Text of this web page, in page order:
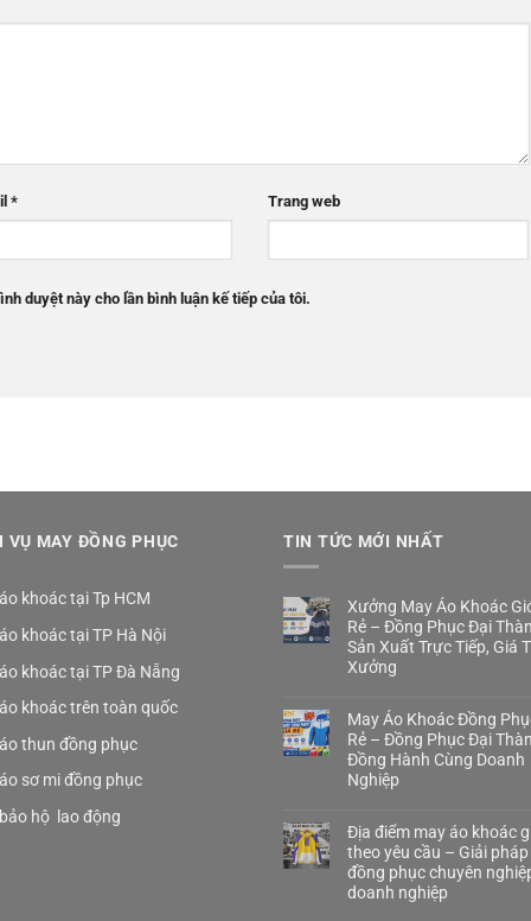
* Trang web
duyệt này cho lần bình luận kế tiếp của tôi.
VỤ MAY ĐỒNG PHỤC
khoác tại Tp HCM
khoác tại TP Hà Nội
khoác tại TP Đà Nẵng
khoác trên toàn quốc
thun đồng phục
sơ mi đồng phục
hộ lao động
TIN TỨC MỚI NHẤT
Xưởng May Áo Khoác
Rẻ – Đồng Phục Đại
Sản Xuất Trực Tiếp, Giá
Xưởng
May Áo Khoác Đồng
Rẻ – Đồng Phục Đại
Đồng Hành Cùng Doanh
Nghiệp
Địa điểm may áo khoác
theo yêu cầu – Giải pháp
đồng phục chuyên
doanh nghiệp